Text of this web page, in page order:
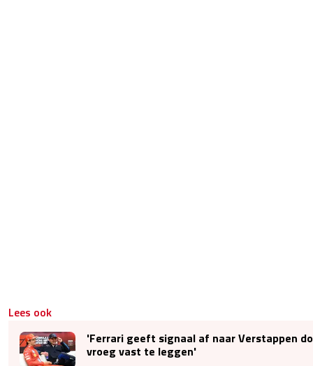
Lees ook
'Ferrari geeft signaal af naar Verstappen
vroeg vast te leggen'